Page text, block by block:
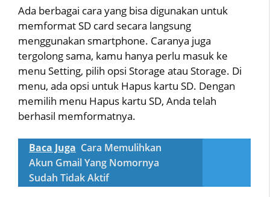
Ada berbagai cara yang bisa digunakan untuk
memformat SD card secara langsung
menggunakan smartphone. Caranya juga
tergolong sama, kamu hanya perlu masuk ke
menu Setting, pilih opsi Storage atau Storage. Di
menu, ada opsi untuk Hapus kartu SD. Dengan
memilih menu Hapus kartu SD, Anda telah
berhasil memformatnya.
Baca Juga Cara Memulihkan
Akun Gmail Yang Nomornya
Sudah Tidak Aktif